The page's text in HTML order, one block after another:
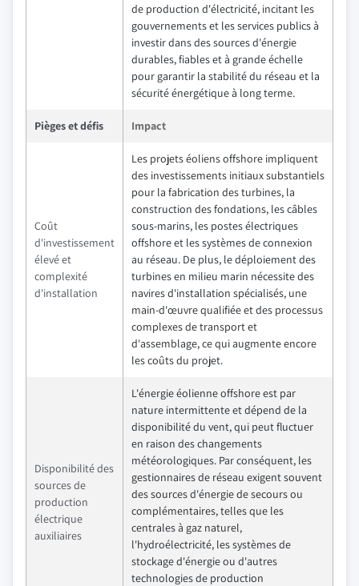
de production d'électricité, incitant les
gouvernements et les services publics à
investir dans des sources d'énergie
durables, fiables et à grande échelle
pour garantir la stabilité du réseau et la
sécurité énergétique à long terme.
Pièges et défis Impact
Coût
d'investissement
élevé et
complexité
d'installation
Les projets éoliens offshore impliquent
des investissements initiaux substantiels
pour la fabrication des turbines, la
construction des fondations, les câbles
sous-marins, les postes électriques
offshore et les systèmes de connexion
au réseau. De plus, le déploiement des
turbines en milieu marin nécessite des
navires d'installation spécialisés, une
main-d'œuvre qualifiée et des processus
complexes de transport et
d'assemblage, ce qui augmente encore
les coûts du projet.
Disponibilité des
sources de
production
électrique
auxiliaires
L'énergie éolienne offshore est par
nature intermittente et dépend de la
disponibilité du vent, qui peut fluctuer
en raison des changements
météorologiques. Par conséquent, les
gestionnaires de réseau exigent souvent
des sources d'énergie de secours ou
complémentaires, telles que les
centrales à gaz naturel,
l'hydroélectricité, les systèmes de
stockage d'énergie ou d'autres
technologies de production